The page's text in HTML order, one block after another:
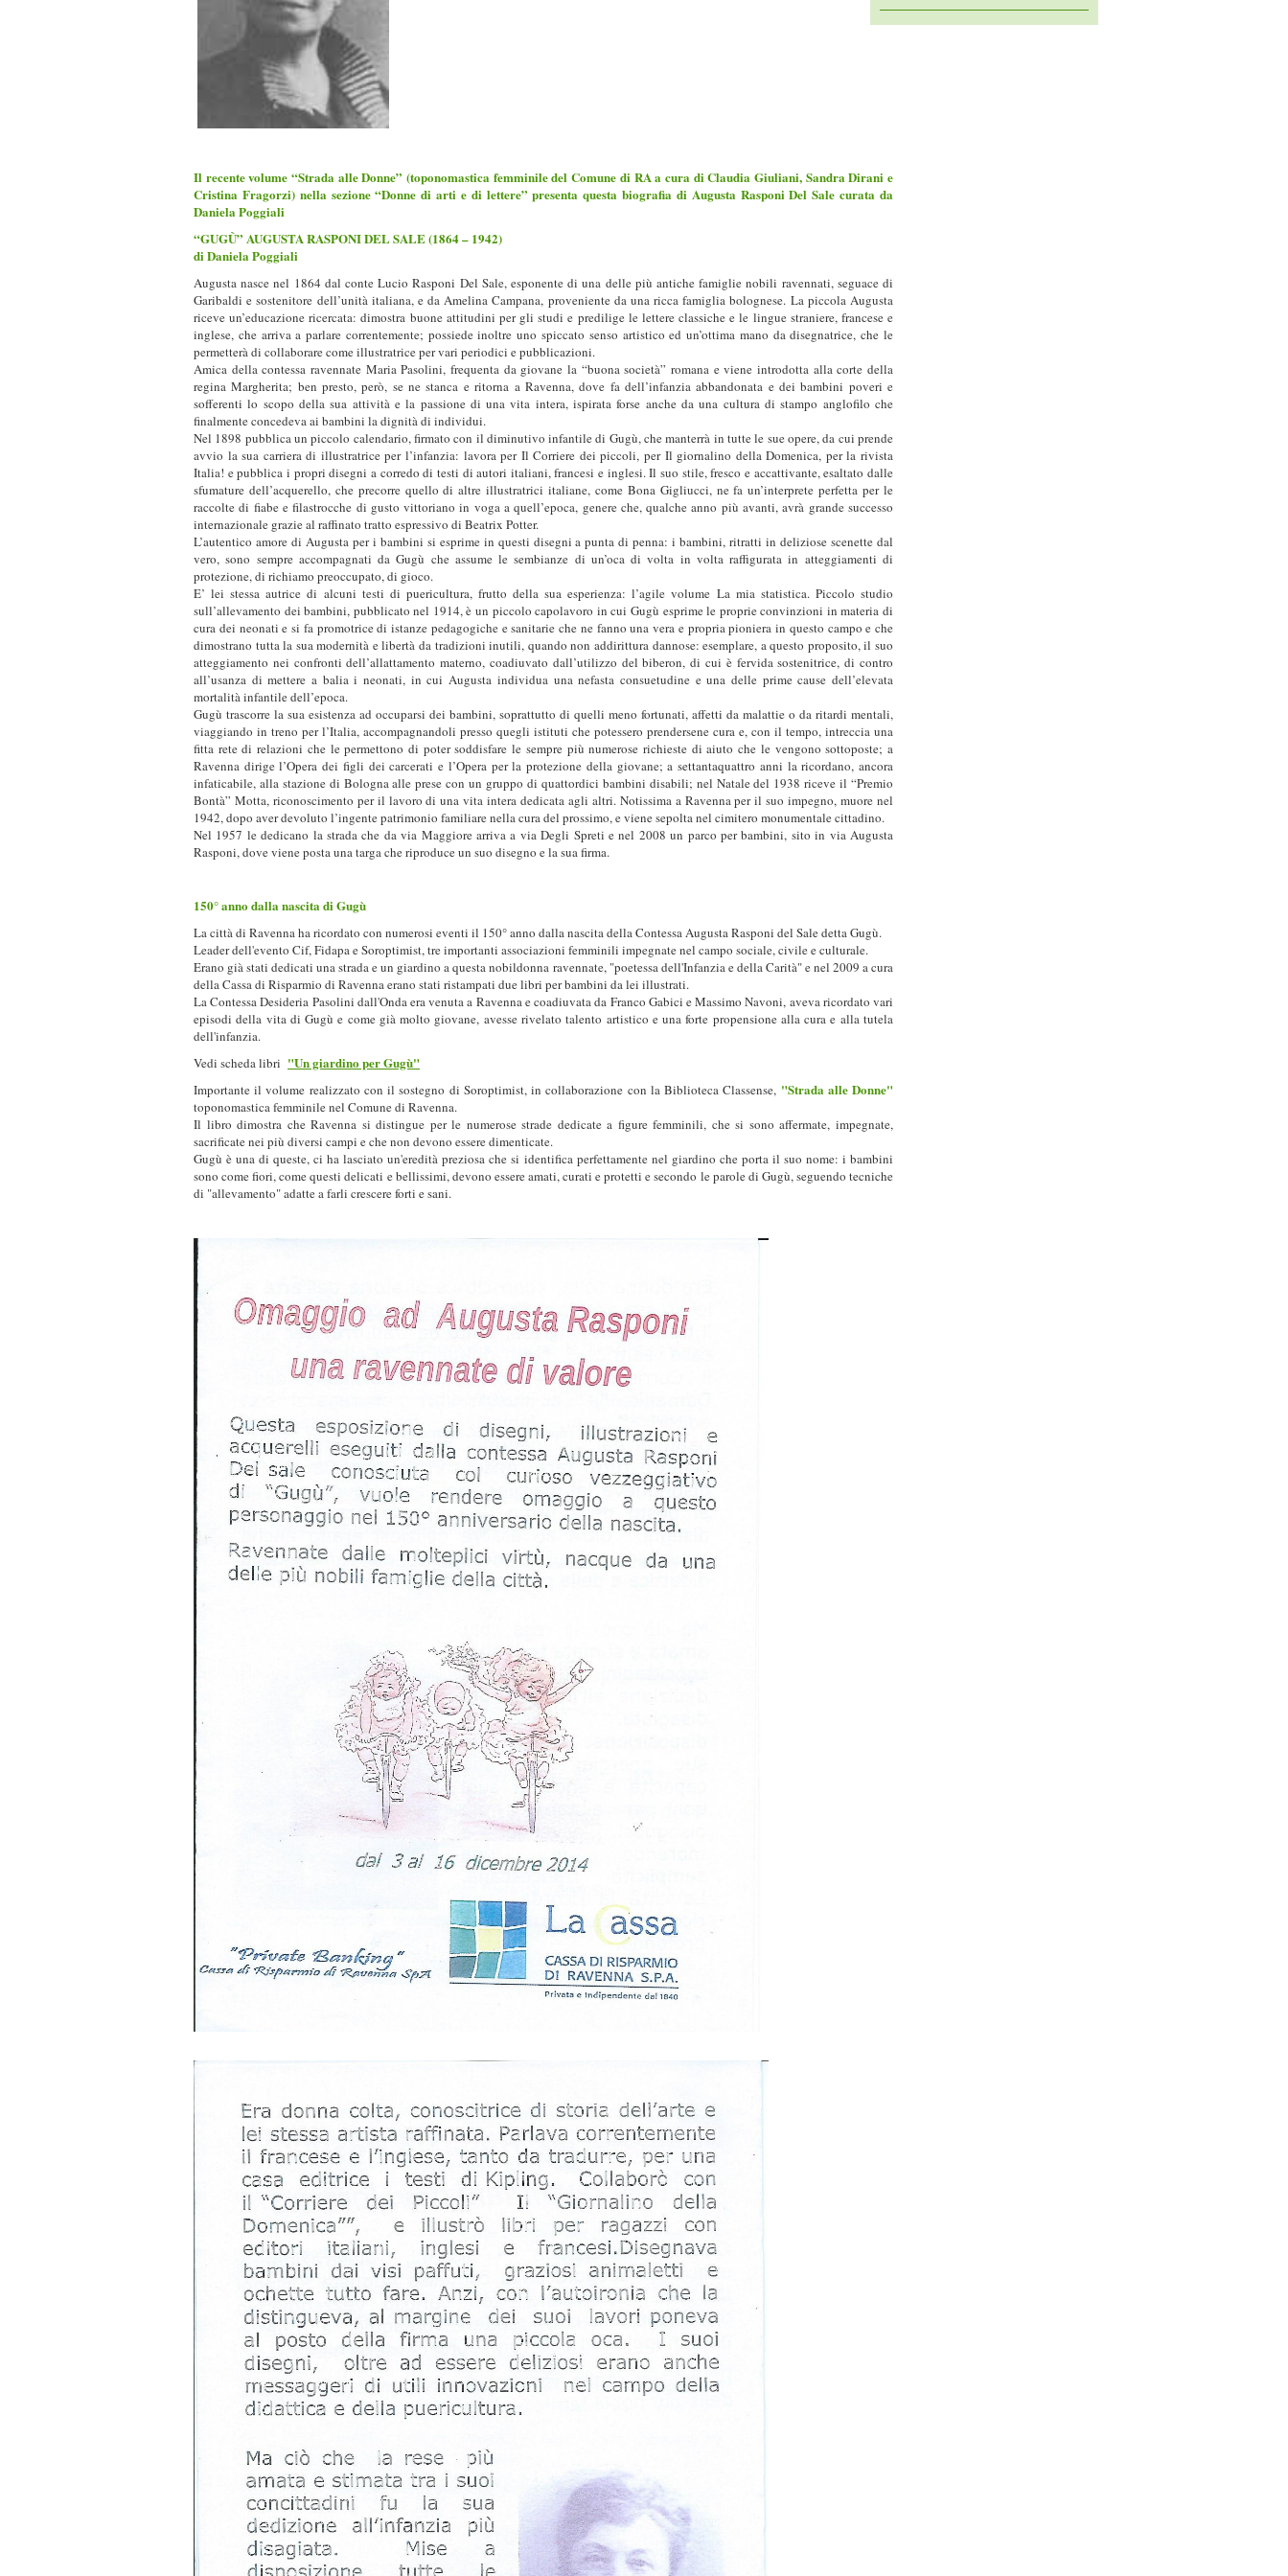
Il recente volume “Strada alle Donne” (toponomastica femminile del Comune di RA a cura di Claudia Giuliani, Sandra Dirani e
Cristina Fragorzi) nella sezione “Donne di arti e di lettere” presenta questa biografia di Augusta Rasponi Del Sale curata da
Daniela Poggiali
“GUGÙ” AUGUSTA RASPONI DEL SALE (1864 – 1942)
di Daniela Poggiali
Augusta nasce nel 1864 dal conte Lucio Rasponi Del Sale, esponente di una delle più antiche famiglie nobili ravennati, seguace di
Garibaldi e sostenitore dell’unità italiana, e da Amelina Campana, proveniente da una ricca famiglia bolognese. La piccola Augusta
riceve un’educazione ricercata: dimostra buone attitudini per gli studi e predilige le lettere classiche e le lingue straniere, francese e
inglese, che arriva a parlare correntemente; possiede inoltre uno spiccato senso artistico ed un’ottima mano da disegnatrice, che le
permetterà di collaborare come illustratrice per vari periodici e pubblicazioni.
Amica della contessa ravennate Maria Pasolini, frequenta da giovane la “buona società” romana e viene introdotta alla corte della
regina Margherita; ben presto, però, se ne stanca e ritorna a Ravenna, dove fa dell’infanzia abbandonata e dei bambini poveri e
sofferenti lo scopo della sua attività e la passione di una vita intera, ispirata forse anche da una cultura di stampo anglofilo che
finalmente concedeva ai bambini la dignità di individui.
Nel 1898 pubblica un piccolo calendario, firmato con il diminutivo infantile di Gugù, che manterrà in tutte le sue opere, da cui prende
avvio la sua carriera di illustratrice per l’infanzia: lavora per Il Corriere dei piccoli, per Il giornalino della Domenica, per la rivista
Italia! e pubblica i propri disegni a corredo di testi di autori italiani, francesi e inglesi. Il suo stile, fresco e accattivante, esaltato dalle
sfumature dell’acquerello, che precorre quello di altre illustratrici italiane, come Bona Gigliucci, ne fa un’interprete perfetta per le
raccolte di fiabe e filastrocche di gusto vittoriano in voga a quell’epoca, genere che, qualche anno più avanti, avrà grande successo
internazionale grazie al raffinato tratto espressivo di Beatrix Potter.
L’autentico amore di Augusta per i bambini si esprime in questi disegni a punta di penna: i bambini, ritratti in deliziose scenette dal
vero, sono sempre accompagnati da Gugù che assume le sembianze di un’oca di volta in volta raffigurata in atteggiamenti di
protezione, di richiamo preoccupato, di gioco.
E’ lei stessa autrice di alcuni testi di puericultura, frutto della sua esperienza: l’agile volume La mia statistica. Piccolo studio
sull’allevamento dei bambini, pubblicato nel 1914, è un piccolo capolavoro in cui Gugù esprime le proprie convinzioni in materia di
cura dei neonati e si fa promotrice di istanze pedagogiche e sanitarie che ne fanno una vera e propria pioniera in questo campo e che
dimostrano tutta la sua modernità e libertà da tradizioni inutili, quando non addirittura dannose: esemplare, a questo proposito, il suo
atteggiamento nei confronti dell’allattamento materno, coadiuvato dall’utilizzo del biberon, di cui è fervida sostenitrice, di contro
all’usanza di mettere a balia i neonati, in cui Augusta individua una nefasta consuetudine e una delle prime cause dell’elevata
mortalità infantile dell’epoca.
Gugù trascorre la sua esistenza ad occuparsi dei bambini, soprattutto di quelli meno fortunati, affetti da malattie o da ritardi mentali,
viaggiando in treno per l’Italia, accompagnandoli presso quegli istituti che potessero prendersene cura e, con il tempo, intreccia una
fitta rete di relazioni che le permettono di poter soddisfare le sempre più numerose richieste di aiuto che le vengono sottoposte; a
Ravenna dirige l’Opera dei figli dei carcerati e l’Opera per la protezione della giovane; a settantaquattro anni la ricordano, ancora
infaticabile, alla stazione di Bologna alle prese con un gruppo di quattordici bambini disabili; nel Natale del 1938 riceve il “Premio
Bontà” Motta, riconoscimento per il lavoro di una vita intera dedicata agli altri. Notissima a Ravenna per il suo impegno, muore nel
1942, dopo aver devoluto l’ingente patrimonio familiare nella cura del prossimo, e viene sepolta nel cimitero monumentale cittadino.
Nel 1957 le dedicano la strada che da via Maggiore arriva a via Degli Spreti e nel 2008 un parco per bambini, sito in via Augusta
Rasponi, dove viene posta una targa che riproduce un suo disegno e la sua firma.
150° anno dalla nascita di Gugù
La città di Ravenna ha ricordato con numerosi eventi il 150° anno dalla nascita della Contessa Augusta Rasponi del Sale detta Gugù.
Leader dell'evento Cif, Fidapa e Soroptimist, tre importanti associazioni femminili impegnate nel campo sociale, civile e culturale.
Erano già stati dedicati una strada e un giardino a questa nobildonna ravennate, "poetessa dell'Infanzia e della Carità" e nel 2009 a cura
della Cassa di Risparmio di Ravenna erano stati ristampati due libri per bambini da lei illustrati.
La Contessa Desideria Pasolini dall'Onda era venuta a Ravenna e coadiuvata da Franco Gabici e Massimo Navoni, aveva ricordato vari
episodi della vita di Gugù e come già molto giovane, avesse rivelato talento artistico e una forte propensione alla cura e alla tutela
dell'infanzia.
Vedi scheda libri "Un giardino per Gugù"
Importante il volume realizzato con il sostegno di Soroptimist, in collaborazione con la Biblioteca Classense, "Strada alle Donne"
toponomastica femminile nel Comune di Ravenna.
Il libro dimostra che Ravenna si distingue per le numerose strade dedicate a figure femminili, che si sono affermate, impegnate,
sacrificate nei più diversi campi e che non devono essere dimenticate.
Gugù è una di queste, ci ha lasciato un'eredità preziosa che si identifica perfettamente nel giardino che porta il suo nome: i bambini
sono come fiori, come questi delicati e bellissimi, devono essere amati, curati e protetti e secondo le parole di Gugù, seguendo tecniche
di "allevamento" adatte a farli crescere forti e sani.